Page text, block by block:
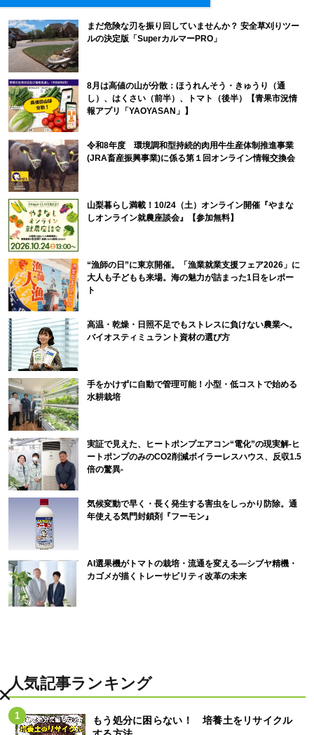
まだ危険な刃を振り回していませんか？ 安全草刈りツー
ルの決定版「SuperカルマーPRO」
8月は高値の山が分散：ほうれんそう・きゅうり（通
し）、はくさい（前半）、トマト（後半）【青果市況情
報アプリ「YAOYASAN」】
令和8年度 環境調和型持続的肉用牛生産体制推進事業
(JRA畜産振興事業)に係る第１回オンライン情報交換会
山梨暮らし満載！10/24（土）オンライン開催『やまな
しオンライン就農座談会』【参加無料】
“漁師の日”に東京開催。「漁業就業支援フェア2026」に
大人も子どもも来場。海の魅力が詰まった1日をレポー
ト
高温・乾燥・日照不足でもストレスに負けない農業へ。
バイオスティミュラント資材の選び方
手をかけずに自動で管理可能！小型・低コストで始める
水耕栽培
実証で見えた、ヒートポンプエアコン“電化”の現実解-ヒ
ートポンプのみのCO2削減ボイラーレスハウス、反収1.5
倍の驚異-
気候変動で早く・長く発生する害虫をしっかり防除。通
年使える気門封鎖剤『フーモン』
AI選果機がトマトの栽培・流通を変える―シブヤ精機・
カゴメが描くトレーサビリティ改革の未来
人気記事ランキング
もう処分に困らない！ 培養土をリサイクル